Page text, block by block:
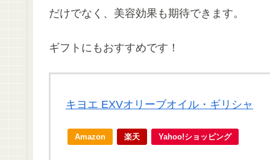
だけでなく、美容効果も期待できます。
ギフトにもおすすめです！
キヨエ EXVオリーブオイル・ギリシャ
Amazon 楽天 Yahoo!ショッピング